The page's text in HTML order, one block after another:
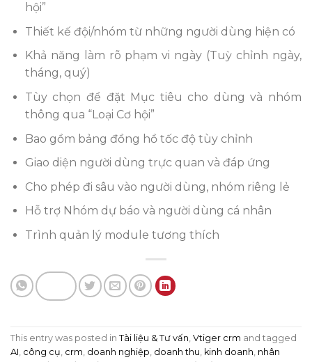
hội”
Thiết kế đội/nhóm từ những người dùng hiện có
Khả năng làm rõ phạm vi ngày (Tuỳ chỉnh ngày,
tháng, quý)
Tùy chọn để đặt Mục tiêu cho dùng và nhóm
thông qua “Loại Cơ hội”
Bao gồm bảng đồng hồ tốc độ tùy chỉnh
Giao diện người dùng trực quan và đáp ứng
Cho phép đi sâu vào người dùng, nhóm riêng lẻ
Hỗ trợ Nhóm dự báo và người dùng cá nhân
Trình quản lý module tương thích
This entry was posted in Tài liệu & Tư vấn, Vtiger crm and tagged
AI, công cụ, crm, doanh nghiệp, doanh thu, kinh doanh, nhân